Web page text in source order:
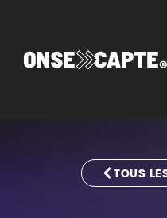
TOUS